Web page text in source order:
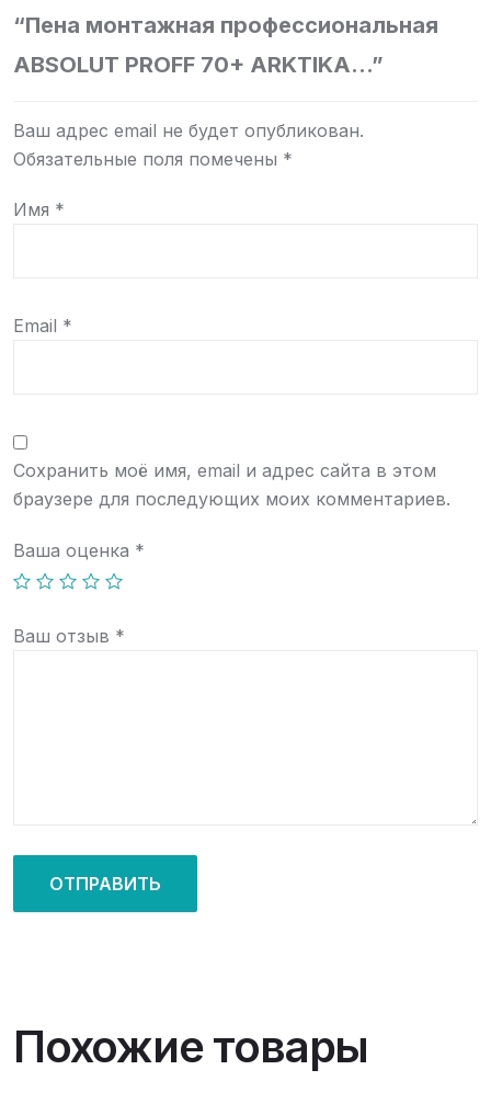
“Пена монтажная профессиональная
ABSOLUT PROFF 70+ ARKTIKA...”
Ваш адрес email не будет опубликован.
Обязательные поля помечены *
Имя *
Email *
Сохранить моё имя, email и адрес сайта в этом
браузере для последующих моих комментариев.
Ваша оценка *
Ваш отзыв *
Похожие товары